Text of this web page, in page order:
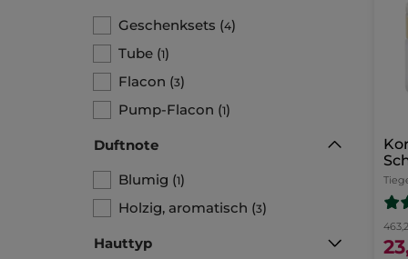
Geschenksets (4)
Tube (1)
Flacon (3)
Pump-Flacon (1)
Duftnote
Blumig (1)
Holzig, aromatisch (3)
Hauttyp